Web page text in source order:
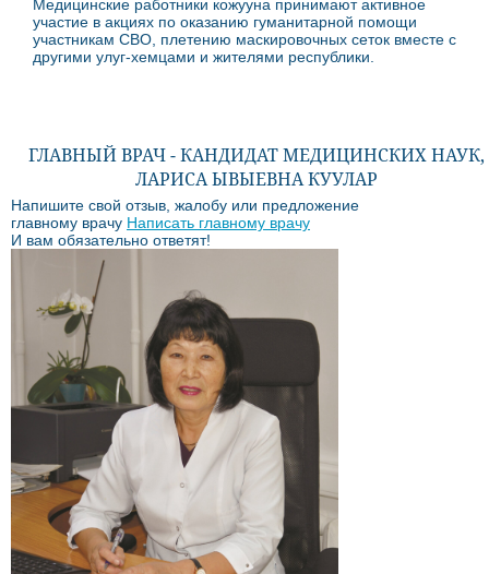
Медицинские работники кожууна принимают активное
участие в акциях по оказанию гуманитарной помощи
участникам СВО, плетению маскировочных сеток вместе с
другими улуг-хемцами и жителями республики.
ГЛАВНЫЙ ВРАЧ - КАНДИДАТ МЕДИЦИНСКИХ НАУК,
ЛАРИСА ЫВЫЕВНА КУУЛАР
Напишите свой отзыв, жалобу или предложение
главному врачу Написать главному врачу
И вам обязательно ответят!